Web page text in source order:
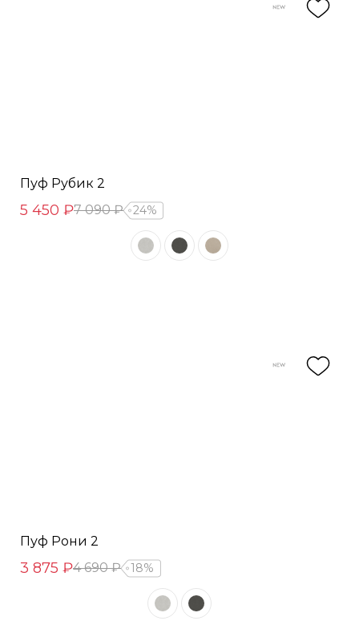
Пуф Рубик 2
5 450 ₽7 090 ₽ 24%
Пуф Рони 2
3 875 ₽4 690 ₽ 18%